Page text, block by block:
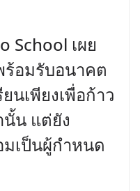
School เผย
อมรับอนาคต
นเพียงเพื่อก้าว
นั้น แต่ยัง
มเป็นผู้กำหนด